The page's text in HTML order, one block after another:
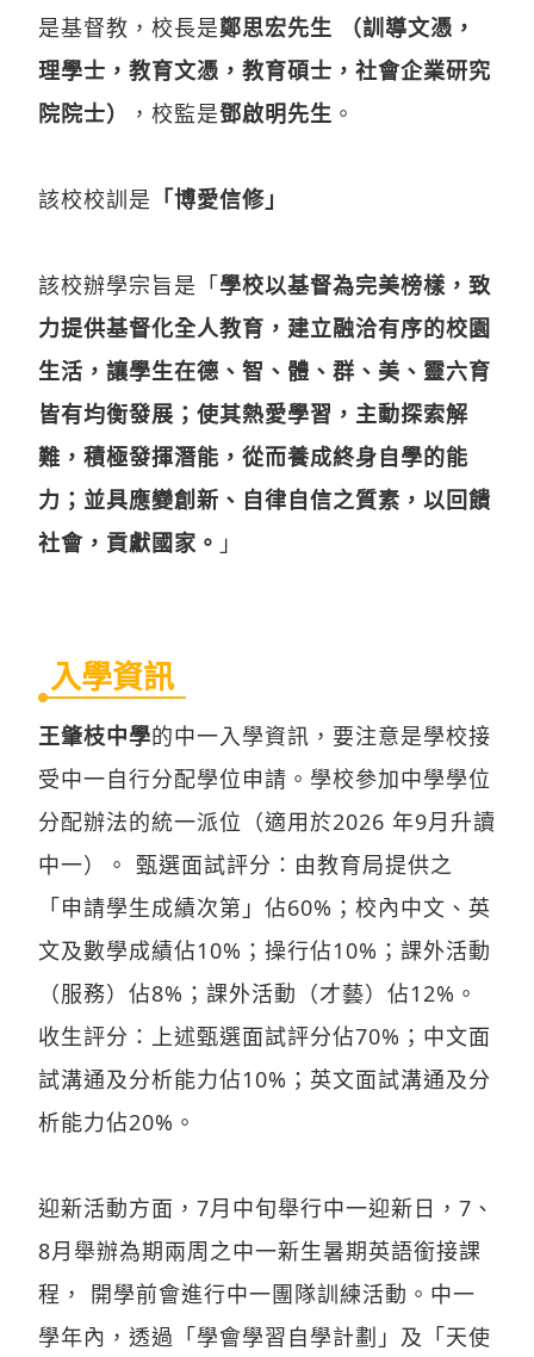
是基督教，校長是鄭思宏先生 （訓導文憑，
理學士，教育文憑，教育碩士，社會企業研究
院院士）
，校監是鄧啟明先生 。
該校校訓是 「博愛信修」
該校辦學宗旨是「學校以基督為完美榜樣，致
力提供基督化全人教育，建立融洽有序的校園
生活，讓學生在德、智、體、群、美、靈六育
皆有均衡發展；使其熱愛學習，主動探索解
難，積極發揮潛能，從而養成終身自學的能
力；並具應變創新、自律自信之質素，以回饋
社會，貢獻國家。 」
入學資訊
王肇枝中學的中一入學資訊，要注意是學校接
受中一自行分配學位申請。學校參加中學學位
分配辦法的統一派位（適用於2026 年9月升讀
中一）。 甄選面試評分：由教育局提供之
「申請學生成績次第」佔60%；校內中文、英
文及數學成績佔10%；操行佔10%；課外活動
（服務）佔8%；課外活動（才藝）佔12%。
收生評分：上述甄選面試評分佔70%；中文面
試溝通及分析能力佔10%；英文面試溝通及分
析能力佔20%。
迎新活動方面，7月中旬舉行中一迎新日，7、
8月舉辦為期兩周之中一新生暑期英語銜接課
程， 開學前會進行中一團隊訓練活動。中一
學年內，透過「學會學習自學計劃」及「天使